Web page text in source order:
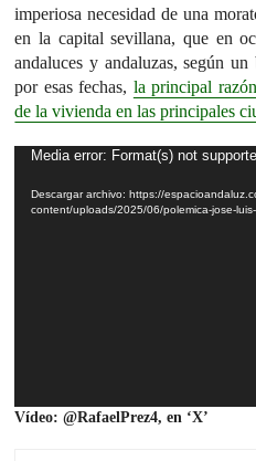
imperiosa necesidad de una
en la capital sevillana, que en
andaluces y andaluzas, según
por esas fechas, la principal
de la vivienda en las principales
Reproductor
vídeo
Media error: Format(s) not
Descargar archivo: https://
content/uploads/2025/06/polemica-jose-
Vídeo: @RafaelPrez4, en ‘X’